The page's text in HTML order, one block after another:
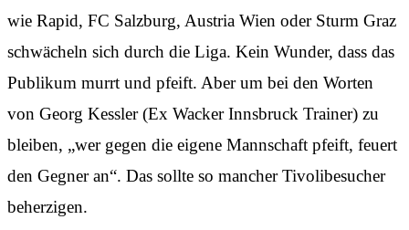
wie Rapid, FC Salzburg, Austria Wien oder Sturm Graz
schwächeln sich durch die Liga. Kein Wunder, dass das
Publikum murrt und pfeift. Aber um bei den Worten
von Georg Kessler (Ex Wacker Innsbruck Trainer) zu
bleiben, „wer gegen die eigene Mannschaft pfeift, feuert
den Gegner an“. Das sollte so mancher Tivolibesucher
beherzigen.